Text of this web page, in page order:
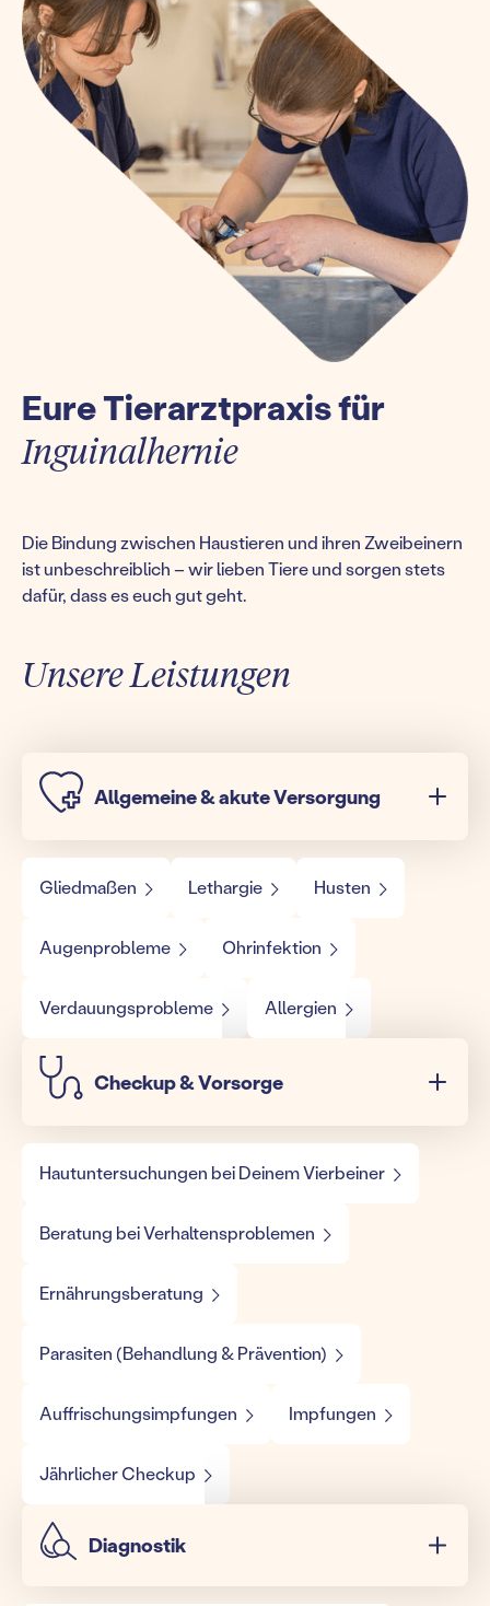
Eure Tierarztpraxis für
Inguinalhernie
Die Bindung zwischen Haustieren und ihren Zweibeinern
ist unbeschreiblich – wir lieben Tiere und sorgen stets
dafür, dass es euch gut geht.
Unsere Leistungen
Allgemeine & akute Versorgung
Gliedmaßen Lethargie Husten
Augenprobleme Ohrinfektion
Verdauungsprobleme Allergien
Checkup & Vorsorge
Hautuntersuchungen bei Deinem Vierbeiner
Beratung bei Verhaltensproblemen
Ernährungsberatung
Parasiten (Behandlung & Prävention)
Auffrischungsimpfungen Impfungen
Jährlicher Checkup
Diagnostik